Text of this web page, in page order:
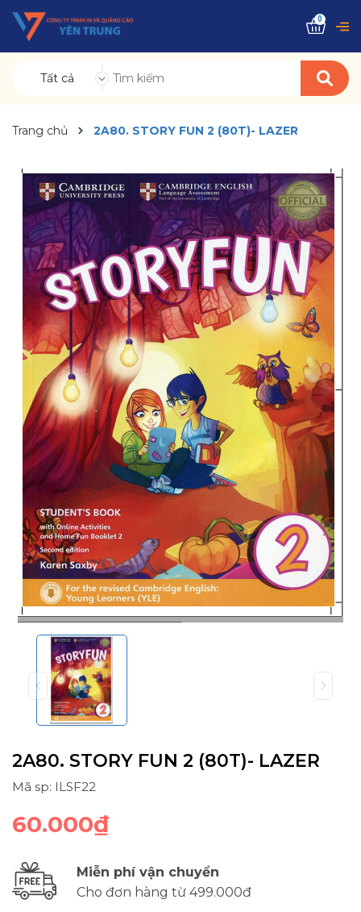
Tất cả
0
Trang chủ 2A80. STORY FUN 2 (80T)- LAZER
2A80. STORY FUN 2 (80T)- LAZER
Mã sp: ILSF22
60.000₫
Miễn phí vận chuyển
Cho đơn hàng từ 499.000đ